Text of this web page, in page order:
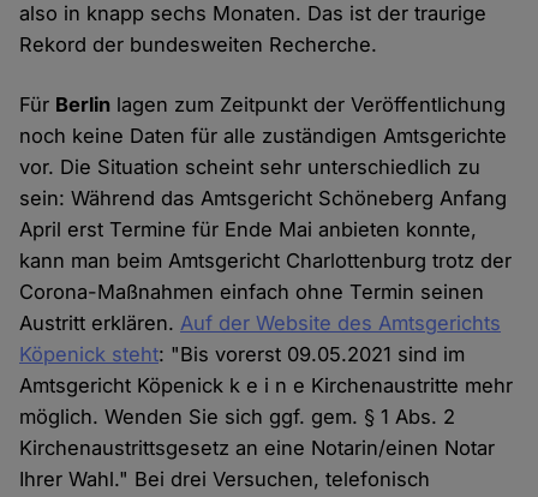
also in knapp sechs Monaten. Das ist der traurige
Rekord der bundesweiten Recherche.
Für Berlin lagen zum Zeitpunkt der Veröffentlichung
noch keine Daten für alle zuständigen Amtsgerichte
vor. Die Situation scheint sehr unterschiedlich zu
sein: Während das Amtsgericht Schöneberg Anfang
April erst Termine für Ende Mai anbieten konnte,
kann man beim Amtsgericht Charlottenburg trotz der
Corona-Maßnahmen einfach ohne Termin seinen
Austritt erklären.Auf der Website des Amtsgerichts
Köpenick steht: "Bis vorerst 09.05.2021 sind im
Amtsgericht Köpenick k e i n e Kirchenaustritte mehr
möglich. Wenden Sie sich ggf. gem. § 1 Abs. 2
Kirchenaustrittsgesetz an eine Notarin/einen Notar
Ihrer Wahl." Bei drei Versuchen, telefonisch